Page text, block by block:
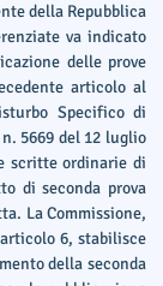
della Repubblica
va indicato
delle prove
articolo al
Specifico di
5669 del 12 luglio
scritte ordinarie di
di seconda prova
La Commissione,
6, stabilisce
della seconda